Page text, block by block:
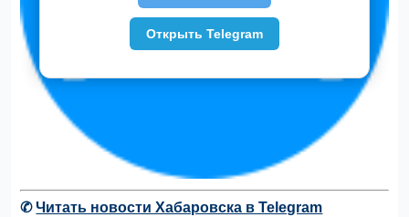
✆Читать новости Хабаровска в Telegram
Открыть Telegram